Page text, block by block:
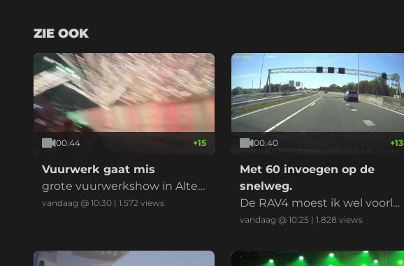
ZIE OOK
00:44 +15
Vuurwerk gaat mis
grote vuurwerkshow in Altea
gaat mis. Shells belanden op
vandaag @ 10:30 | 1.572 views
00:40 +13
Met 60 invoegen op de
snelweg.
De RAV4 moest ik wel voorla
ten omdat de invoegstrook s
n het eind mij inhaalt) is het
vandaag @ 10:25| 1.828 views